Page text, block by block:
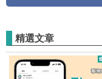
精選文章